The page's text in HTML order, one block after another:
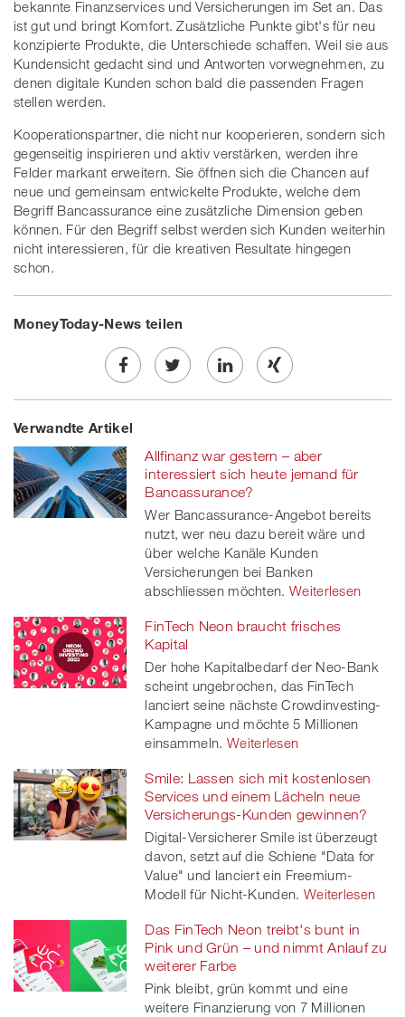
bekannte Finanzservices und Versicherungen im Set an. Das
ist gut und bringt Komfort. Zusätzliche Punkte gibt's für neu
konzipierte Produkte, die Unterschiede schaffen. Weil sie aus
Kundensicht gedacht sind und Antworten vorwegnehmen, zu
denen digitale Kunden schon bald die passenden Fragen
stellen werden.
Kooperationspartner, die nicht nur kooperieren, sondern sich
gegenseitig inspirieren und aktiv verstärken, werden ihre
Felder markant erweitern. Sie öffnen sich die Chancen auf
neue und gemeinsam entwickelte Produkte, welche dem
Begriff Bancassurance eine zusätzliche Dimension geben
können. Für den Begriff selbst werden sich Kunden weiterhin
nicht interessieren, für die kreativen Resultate hingegen
schon.
MoneyToday-News teilen
Share
on
Facebook
Twe
on
twitt
er
Share
linkedin
Share
Xing
Verwandte Artikel
Allfinanz war gestern – aber
interessiert sich heute jemand für
Bancassurance?
Wer Bancassurance-Angebot bereits
nutzt, wer neu dazu bereit wäre und
über welche Kanäle Kunden
Versicherungen bei Banken
abschliessen möchten. Weiterlesen
FinTech Neon braucht frisches
Kapital
Der hohe Kapitalbedarf der Neo-Bank
scheint ungebrochen, das FinTech
lanciert seine nächste Crowdinvesting-
Kampagne und möchte 5 Millionen
einsammeln. Weiterlesen
Smile: Lassen sich mit kostenlosen
Services und einem Lächeln neue
Versicherungs-Kunden gewinnen?
Digital-Versicherer Smile ist überzeugt
davon, setzt auf die Schiene "Data for
Value" und lanciert ein Freemium-
Modell für Nicht-Kunden. Weiterlesen
Das FinTech Neon treibt's bunt in
Pink und Grün – und nimmt Anlauf zu
weiterer Farbe
Pink bleibt, grün kommt und eine
weitere Finanzierung von 7 Millionen